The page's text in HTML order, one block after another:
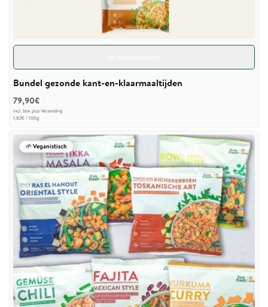
Bundel gezonde kant-en-klaarmaaltijden
79,90€
incl. btw plusVerzending
Basisprijs
1,82€/pro
100g
🌱 Veganistisch